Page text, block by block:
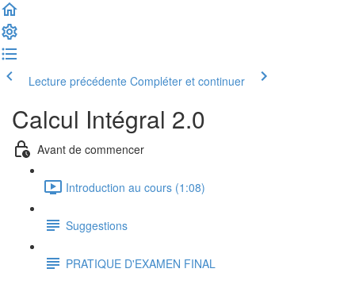
Lecture précédente Compléter et continuer
Calcul Intégral 2.0
Avant de commencer
Introduction au cours (1:08)
Suggestions
PRATIQUE D'EXAMEN FINAL